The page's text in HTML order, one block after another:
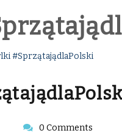
#SprzątajądlaPolski
0 Comments